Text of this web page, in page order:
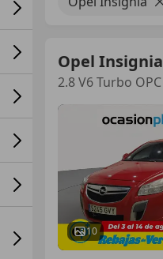
Opel Insignia
2.8 V6 Turbo OPC
10